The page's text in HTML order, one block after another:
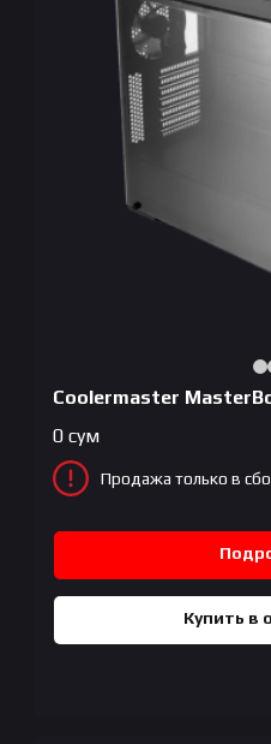
Coolermaster
0 сум
Продажа только в
Купить в